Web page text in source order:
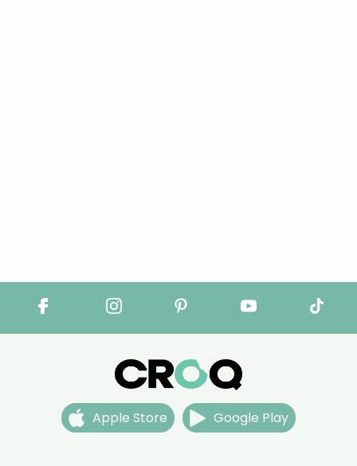
Apple Store Google Play